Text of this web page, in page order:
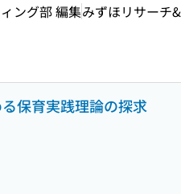
ング部 編集みずほリサーチ
保育実践理論の探求